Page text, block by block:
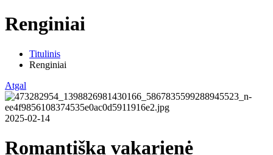
Renginiai
Titulinis
Renginiai
Atgal
2025-02-14
Romantiška vakarienė